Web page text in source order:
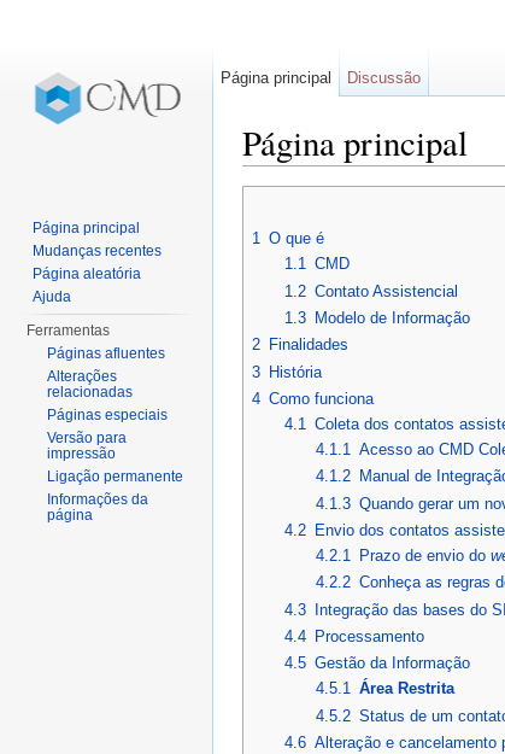
Página principal
1 O que é
1.1 CMD
1.2 Contato Assistencial
1.3
Modelo de Informação
2 Finalidades
3 História
4 Como funciona
4.1 Coleta dos contatos
4.1.1 Acesso ao CMD
4.1.2 Manual de
4.1.3 Quando gerar um
4.2
Envio dos contatos
4.2.1 Prazo de envio do
4.2.2 Conheça as regras
4.3 Integração das bases do
4.4
Processamento
4.5 Gestão da Informação
4.5.1 Área Restrita
4.5.2 Status de um
4.6 Alteração e cancelamento
Página principal Discussão
Página principal
Mudanças recentes
Página aleatória
Ajuda
Ferramentas
Páginas afluentes
Alterações
relacionadas
Páginas especiais
Versão para
impressão
Ligação permanente
Informações da
página